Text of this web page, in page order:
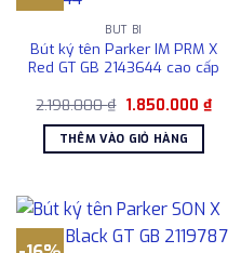
BÚT BI
Bút ký tên Parker IM PRM X
Red GT GB 2143644 cao cấp
2.198.000₫ Giá
là:
2.198.000 ₫.
1.850.000 ₫Giá
hiện
THÊM VÀO GIỎ HÀNG